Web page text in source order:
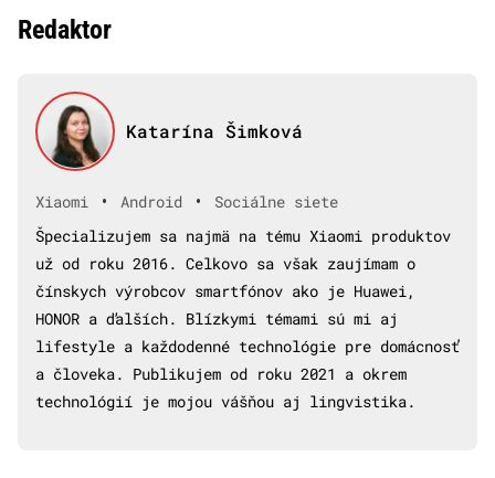
Redaktor
Katarína Šimková
Xiaomi • Android •
Sociálne siete
Špecializujem sa najmä na tému Xiaomi produktov
už od roku 2016. Celkovo sa však zaujímam o
čínskych výrobcov smartfónov ako je Huawei,
HONOR a ďalších. Blízkymi témami sú mi aj
lifestyle a každodenné technológie pre domácnosť
a človeka. Publikujem od roku 2021 a okrem
technológií je mojou vášňou aj lingvistika.